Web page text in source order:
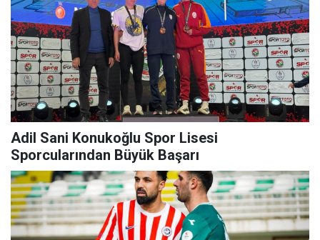
Adil Sani Konukoğlu Spor Lisesi
Sporcularından Büyük Başarı